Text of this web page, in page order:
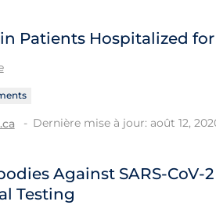
Patients Hospitalized for
Dernière mise à jour: août 12,
Against SARS-CoV-
Testing